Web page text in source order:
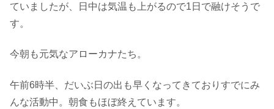
ていましたが、日中は気温も上がるので1日で融けそうで
す。
今朝も元気なアローカナたち。
午前6時半、だいぶ日の出も早くなってきておりすでにみ
んな活動中。朝食もほぼ終えています。